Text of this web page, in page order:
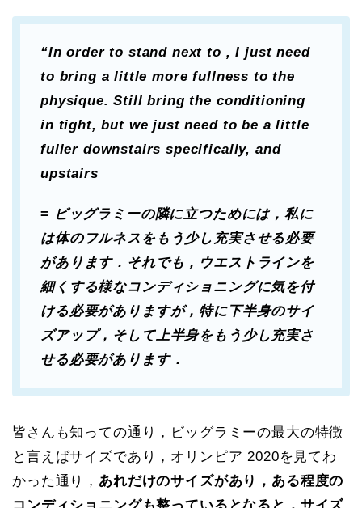
“In order to stand next to , I just need
to bring a little more fullness to the
physique. Still bring the conditioning
in tight, but we just need to be a little
fuller downstairs specifically, and
upstairs
= ビッグラミーの隣に立つためには，私に
は体のフルネスをもう少し充実させる必要
があります．それでも，ウエストラインを
細くする様なコンディショニングに気を付
ける必要がありますが，特に下半身のサイ
ズアップ，そして上半身をもう少し充実さ
せる必要があります．
皆さんも知っての通り，ビッグラミーの最大の特徴
と言えばサイズであり，オリンピア 2020を見てわ
かった通り， あれだけのサイズがあり，ある程度の